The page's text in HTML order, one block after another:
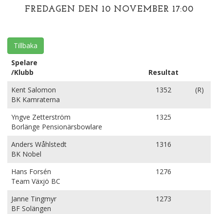
FREDAGEN DEN 10 NOVEMBER 17:00
Tillbaka
Spelare
/Klubb
Resultat
Kent Salomon
BK Kamraterna
1352 (R)
Yngve Zetterström
Borlänge Pensionärsbowlare
1325
Anders Wåhlstedt
BK Nobel
1316
Hans Forsén
Team Växjö BC
1276
Janne Tingmyr
BF Solängen
1273